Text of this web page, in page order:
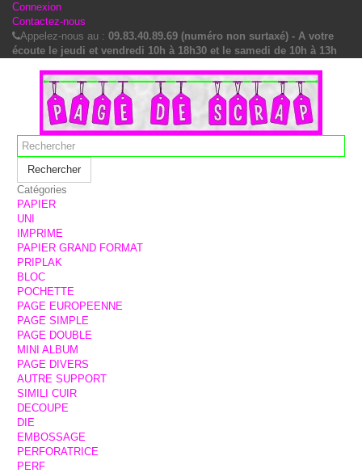
Connexion
Contactez-nous
Appelez-nous au : 09.83.40.89.69 (numéro non surtaxé) - A votre
écoute le jeudi et vendredi 10h à 18h30 et le samedi de 10h à 13h
Rechercher
Catégories
PAPIER
UNI
IMPRIME
PAPIER GRAND FORMAT
PRIPLAK
BLOC
POCHETTE
PAGE EUROPEENNE
PAGE SIMPLE
PAGE DOUBLE
MINI ALBUM
PAGE DIVERS
AUTRE SUPPORT
SIMILI CUIR
DECOUPE
DIE
EMBOSSAGE
PERFORATRICE
PERF